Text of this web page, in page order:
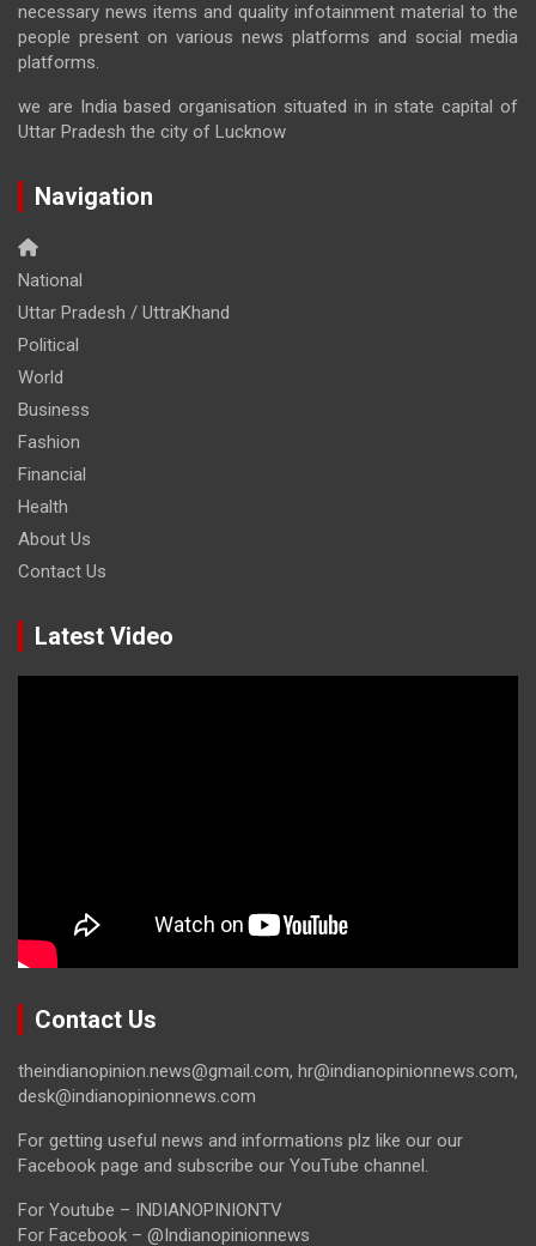
necessary news items and quality infotainment material to the
people present on various news platforms and social media
platforms.
we are India based organisation situated in in state capital of
Uttar Pradesh the city of Lucknow
Navigation
National
Uttar Pradesh / UttraKhand
Political
World
Business
Fashion
Financial
Health
About Us
Contact Us
Latest Video
Contact Us
theindianopinion.news@gmail.com, hr@indianopinionnews.com,
desk@indianopinionnews.com
For getting useful news and informations plz like our our
Facebook page and subscribe our YouTube channel.
For Youtube – INDIANOPINIONTV
For Facebook – @Indianopinionnews